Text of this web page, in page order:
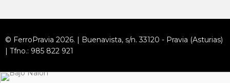
© FerroPravia 2026. | Buenavista, s/n. 33120 - Pravia (Asturias)
| Tfno.: 985 822 921